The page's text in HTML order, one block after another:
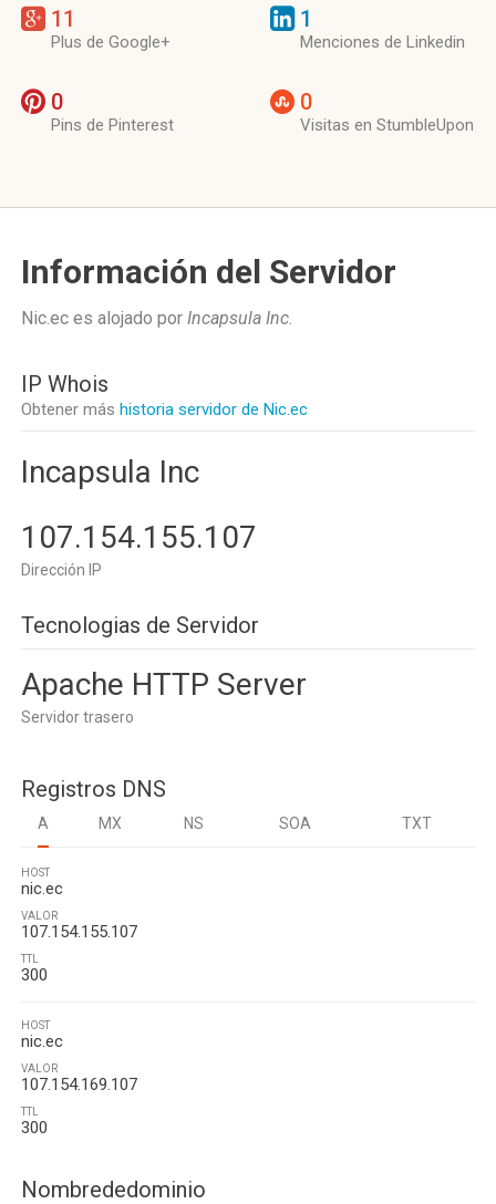
11
Plus de Google+
1
Menciones de Linkedin
0
Pins de Pinterest
0
Visitas en StumbleUpon
Información del Servidor
Nic.ec es alojado por Incapsula Inc.
IP Whois
Obtener más historia servidor de Nic.ec
Incapsula Inc
107.154.155.107
Dirección IP
Tecnologias de Servidor
Apache HTTP Server
Servidor trasero
Registros DNS
A MX NS SOA TXT
HOST
nic.ec
VALOR
107.154.155.107
TTL
300
HOST
nic.ec
VALOR
107.154.169.107
TTL
300
Nombrededominio